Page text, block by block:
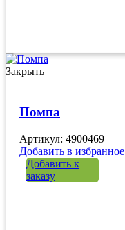
Закрыть
Помпа
Артикул: 4900469
Добавить в избранное
Добавить к
заказу